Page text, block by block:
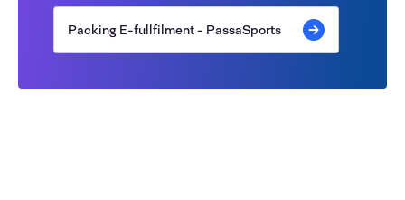
Packing E-fullfilment - PassaSports